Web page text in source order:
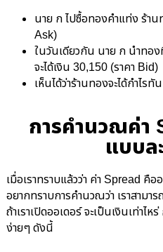
นาย ก ไปซื้อทองคำแท่ง ร้าน
Ask)
ในวันเดียวกัน นาย ก นำทอ
จะได้เงิน 30,150 (ราคา Bid)
เห็นได้ว่าร้านทองจะได้กำไร
การคำนวณค่า
แบบล
เมื่อเราทราบแล้วว่า ค่า Spread คือ
อยากทราบการคำนวณว่า เราสามา
ถ้าเราเปิดออเดอร์ จะเป็นเงินเท่าไ
ง่ายๆ ดังนี้